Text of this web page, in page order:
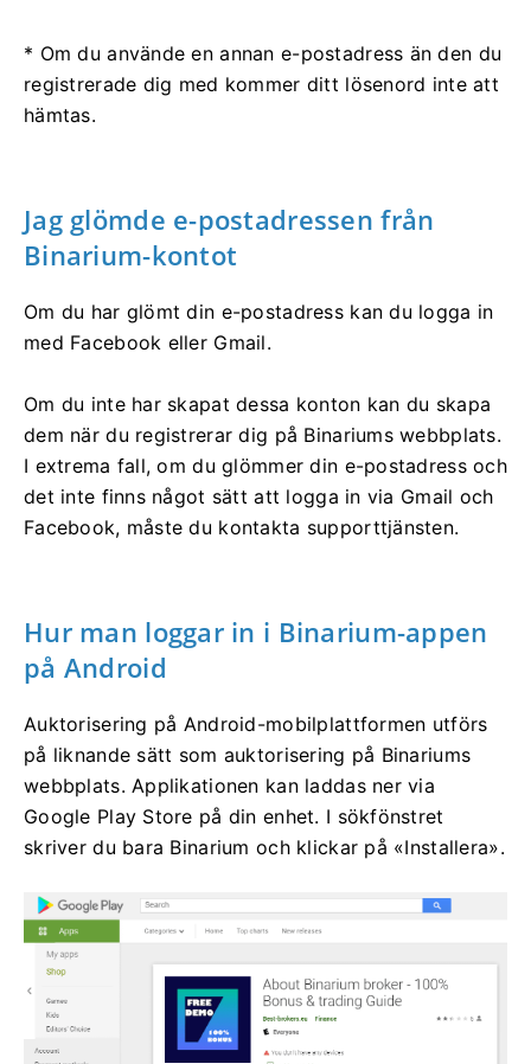
* Om du använde en annan e-postadress än den du
registrerade dig med kommer ditt lösenord inte att
hämtas.
Jag glömde e-postadressen från
Binarium-kontot
Om du har glömt din e-postadress kan du logga in
med Facebook eller Gmail.
Om du inte har skapat dessa konton kan du skapa
dem när du registrerar dig på Binariums webbplats.
I extrema fall, om du glömmer din e-postadress och
det inte finns något sätt att logga in via Gmail och
Facebook, måste du kontakta supporttjänsten.
Hur man loggar in i Binarium-appen
på Android
Auktorisering på Android-mobilplattformen utförs
på liknande sätt som auktorisering på Binariums
webbplats. Applikationen kan laddas ner via
Google Play Store på din enhet. I sökfönstret
skriver du bara Binarium och klickar på «Installera».